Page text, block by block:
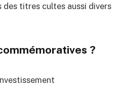
titres cultes aussi divers
?